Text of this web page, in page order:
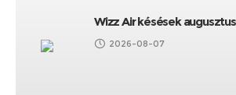
Wizz Air késések
2026-08-07